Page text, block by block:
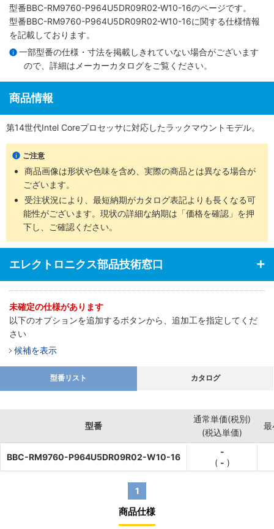
型番BBC-RM9760-P964U5DR09R02-W10-16のページです。
型番BBC-RM9760-P964U5DR09R02-W10-16に関する仕様情報
を記載しております。
一部型番の仕様・寸法を掲載しきれていない場合がございます
ので、詳細は メーカーカタログをご覧ください。
商品情報
第14世代Intel Coreプロセッサに対応したラックマウントモデル。
ご注意
商品画像は形状や色味を含め、実際の商品とは異なる場合が
ございます。
受注状況により、最短納期がカタログ表記よりも長くなる可
能性がございます。現状の詳細な納期は「価格を確認」を押
下し、ご確認ください。
エレクトロニクス部品技術窓口
未確定の仕様があります
以下のオプションを追加するボタンから、追加工を指定してくだ
さい
候補を表示
型番リスト カタログ
型番
通常単価(税別)
(税込単価)
最
BBC-RM9760-P964U5DR09R02-W10-16
-
( - )
1
商品仕様